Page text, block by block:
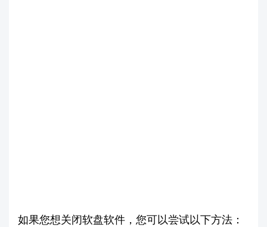
如果您想关闭软盘软件，您可以尝试以下方法：